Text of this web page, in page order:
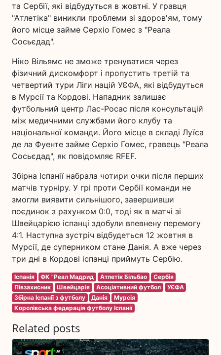
та Сербії, які відбудуться в жовтні. У гравця
"Атлетіка" виникли проблеми зі здоров'ям, тому
його місце займе Серхіо Гомес з "Реала
Сосьєдад".
Ніко Вільямс не зможе тренуватися через
фізичний дискомфорт і пропустить третій та
четвертий тури Ліги націй УЄФА, які відбудуться
в Мурсії та Кордові. Нападник залишає
футбольний центр Лас-Росас після консультацій
між медичними службами його клубу та
національної команди. Його місце в складі Луїса
де ла Фуенте займе Серхіо Гомес, гравець "Реала
Сосьєдад", як повідомляє RFEF.
Збірна Іспанії набрала чотири очки після перших
матчів турніру. У грі проти Сербії команди не
змогли виявити сильнішого, завершивши
поєдинок з рахунком 0:0, тоді як в матчі зі
Швейцарією іспанці здобули впевнену перемогу
4:1. Наступна зустріч відбудеться 12 жовтня в
Мурсії, де суперником стане Данія. А вже через
три дні в Кордові іспанці приймуть Сербію.
Іспанія ФК "Реал Мадрид Атлетік Більбао
Сербія
Півзахисник
Швейцарія Асоціативний футбол
УЄФА
Збірна Іспанії з футболу
Данія
Мурсія
Королівська федерація футболу Іспанії
Related posts